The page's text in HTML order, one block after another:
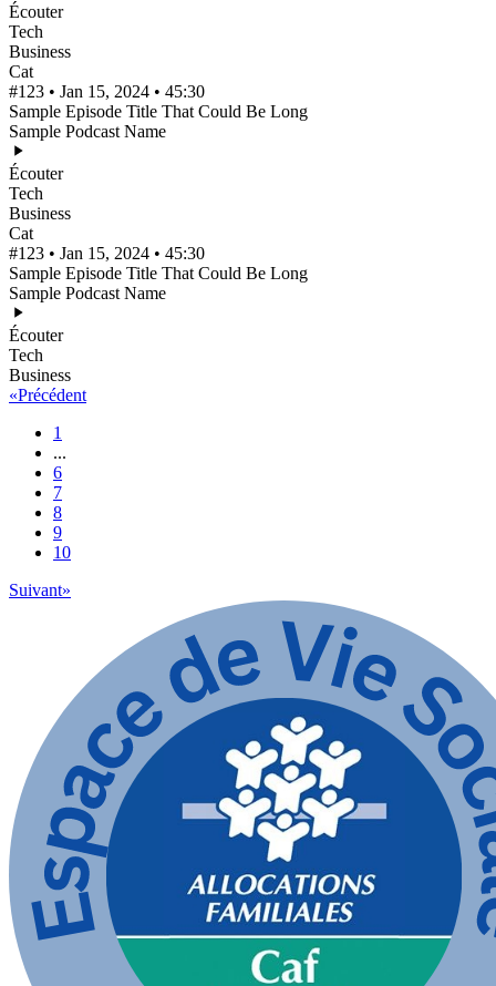
Écouter
Tech
Business
Cat
#123 • Jan 15, 2024 • 45:30
Sample Episode Title That Could Be Long
Sample Podcast Name
Écouter
Tech
Business
Cat
#123 • Jan 15, 2024 • 45:30
Sample Episode Title That Could Be Long
Sample Podcast Name
Écouter
Tech
Business
«Précédent
1
...
6
7
8
9
10
Suivant»